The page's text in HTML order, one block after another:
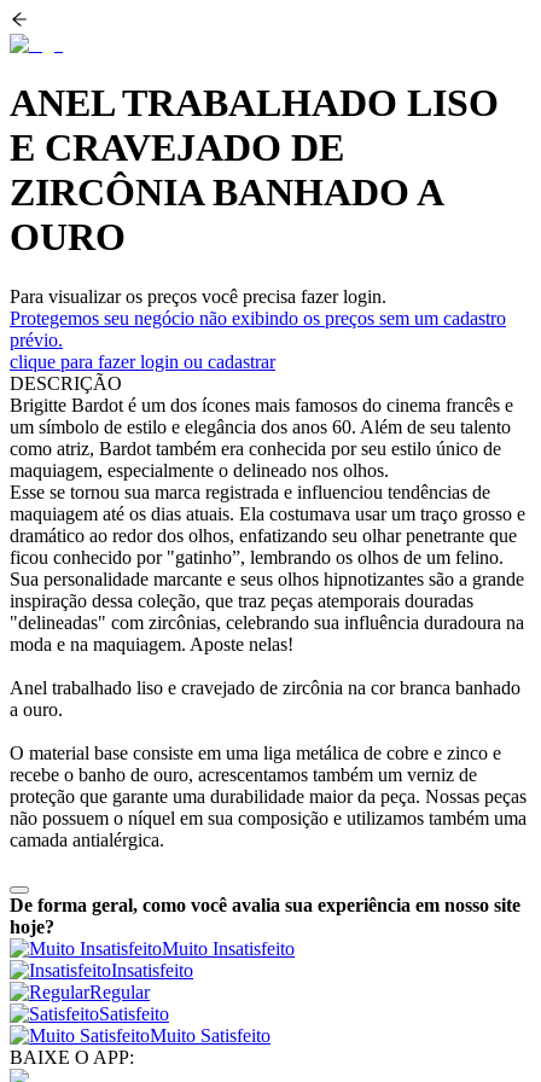
ANEL TRABALHADO LISO
E CRAVEJADO DE
ZIRCÔNIA BANHADO A
OURO
Para visualizar os preços você precisa fazer login.
Protegemos seu negócio não exibindo os preços sem um cadastro
prévio.
clique para fazer login ou cadastrar
DESCRIÇÃO
Brigitte Bardot é um dos ícones mais famosos do cinema francês e
um símbolo de estilo e elegância dos anos 60. Além de seu talento
como atriz, Bardot também era conhecida por seu estilo único de
maquiagem, especialmente o delineado nos olhos.
Esse se tornou sua marca registrada e influenciou tendências de
maquiagem até os dias atuais. Ela costumava usar um traço grosso e
dramático ao redor dos olhos, enfatizando seu olhar penetrante que
ficou conhecido por "gatinho”, lembrando os olhos de um felino.
Sua personalidade marcante e seus olhos hipnotizantes são a grande
inspiração dessa coleção, que traz peças atemporais douradas
"delineadas" com zircônias, celebrando sua influência duradoura na
moda e na maquiagem. Aposte nelas!
Anel trabalhado liso e cravejado de zircônia na cor branca banhado
a ouro.
O material base consiste em uma liga metálica de cobre e zinco e
recebe o banho de ouro, acrescentamos também um verniz de
proteção que garante uma durabilidade maior da peça. Nossas peças
não possuem o níquel em sua composição e utilizamos também uma
camada antialérgica.
De forma geral, como você avalia sua experiência em nosso site
hoje?
Muito Insatisfeito
Insatisfeito
Regular
Satisfeito
Muito Satisfeito
BAIXE O APP: